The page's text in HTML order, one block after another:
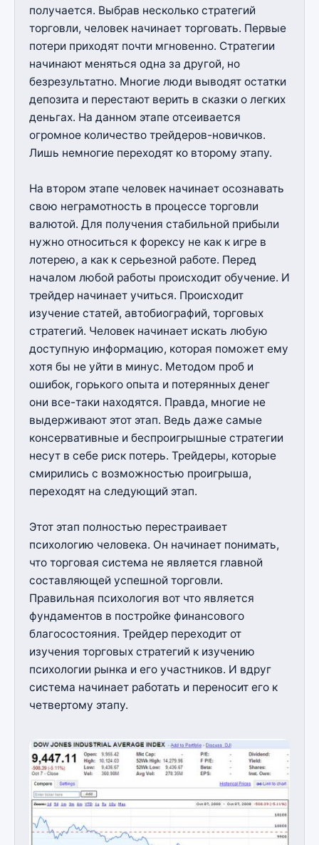
получается. Выбрав несколько стратегий
торговли, человек начинает торговать. Первые
потери приходят почти мгновенно. Стратегии
начинают меняться одна за другой, но
безрезультатно. Многие люди выводят остатки
депозита и перестают верить в сказки о легких
деньгах. На данном этапе отсеивается
огромное количество трейдеров-новичков.
Лишь немногие переходят ко второму этапу.
На втором этапе человек начинает осознавать
свою неграмотность в процессе торговли
валютой. Для получения стабильной прибыли
нужно относиться к форексу не как к игре в
лотерею, а как к серьезной работе. Перед
началом любой работы происходит обучение. И
трейдер начинает учиться. Происходит
изучение статей, автобиографий, торговых
стратегий. Человек начинает искать любую
доступную информацию, которая поможет ему
хотя бы не уйти в минус. Методом проб и
ошибок, горького опыта и потерянных денег
они все-таки находятся. Правда, многие не
выдерживают этот этап. Ведь даже самые
консервативные и беспроигрышные стратегии
несут в себе риск потерь. Трейдеры, которые
смирились с возможностью проигрыша,
переходят на следующий этап.
Этот этап полностью перестраивает
психологию человека. Он начинает понимать,
что торговая система не является главной
составляющей успешной торговли.
Правильная психология вот что является
фундаментов в постройке финансового
благосостояния. Трейдер переходит от
изучения торговых стратегий к изучению
психологии рынка и его участников. И вдруг
система начинает работать и переносит его к
четвертому этапу.